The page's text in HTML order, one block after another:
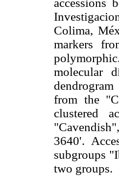
accessions
Colima,
markers
molecular
from the
clustered
3640'.
subgroups
two groups.